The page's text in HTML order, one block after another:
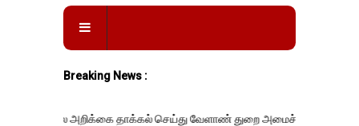
Breaking News :
அறிக்கை தாக்கல் செய்து வேளாண் துறை அமைச்சர் வினோத் வாசித்து